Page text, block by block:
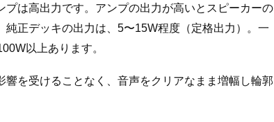
は高出力です。アンプの出力が高いとスピーカーの
正デッキの出力は、5〜15W程度（定格出力）。一
以上あります。
を受けることなく、音声をクリアなまま増幅し輪郭